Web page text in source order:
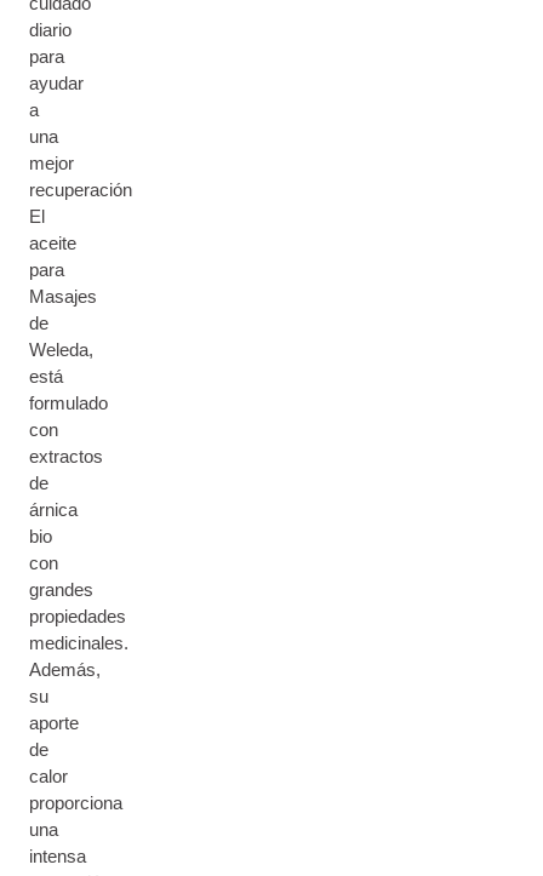
diario
para
ayudar
a
una
mejor
recuperación
El
aceite
para
Masajes
de
Weleda,
está
formulado
con
extractos
de
árnica
bio
con
grandes
propiedades
medicinales.
Además,
su
aporte
de
calor
proporciona
una
intensa